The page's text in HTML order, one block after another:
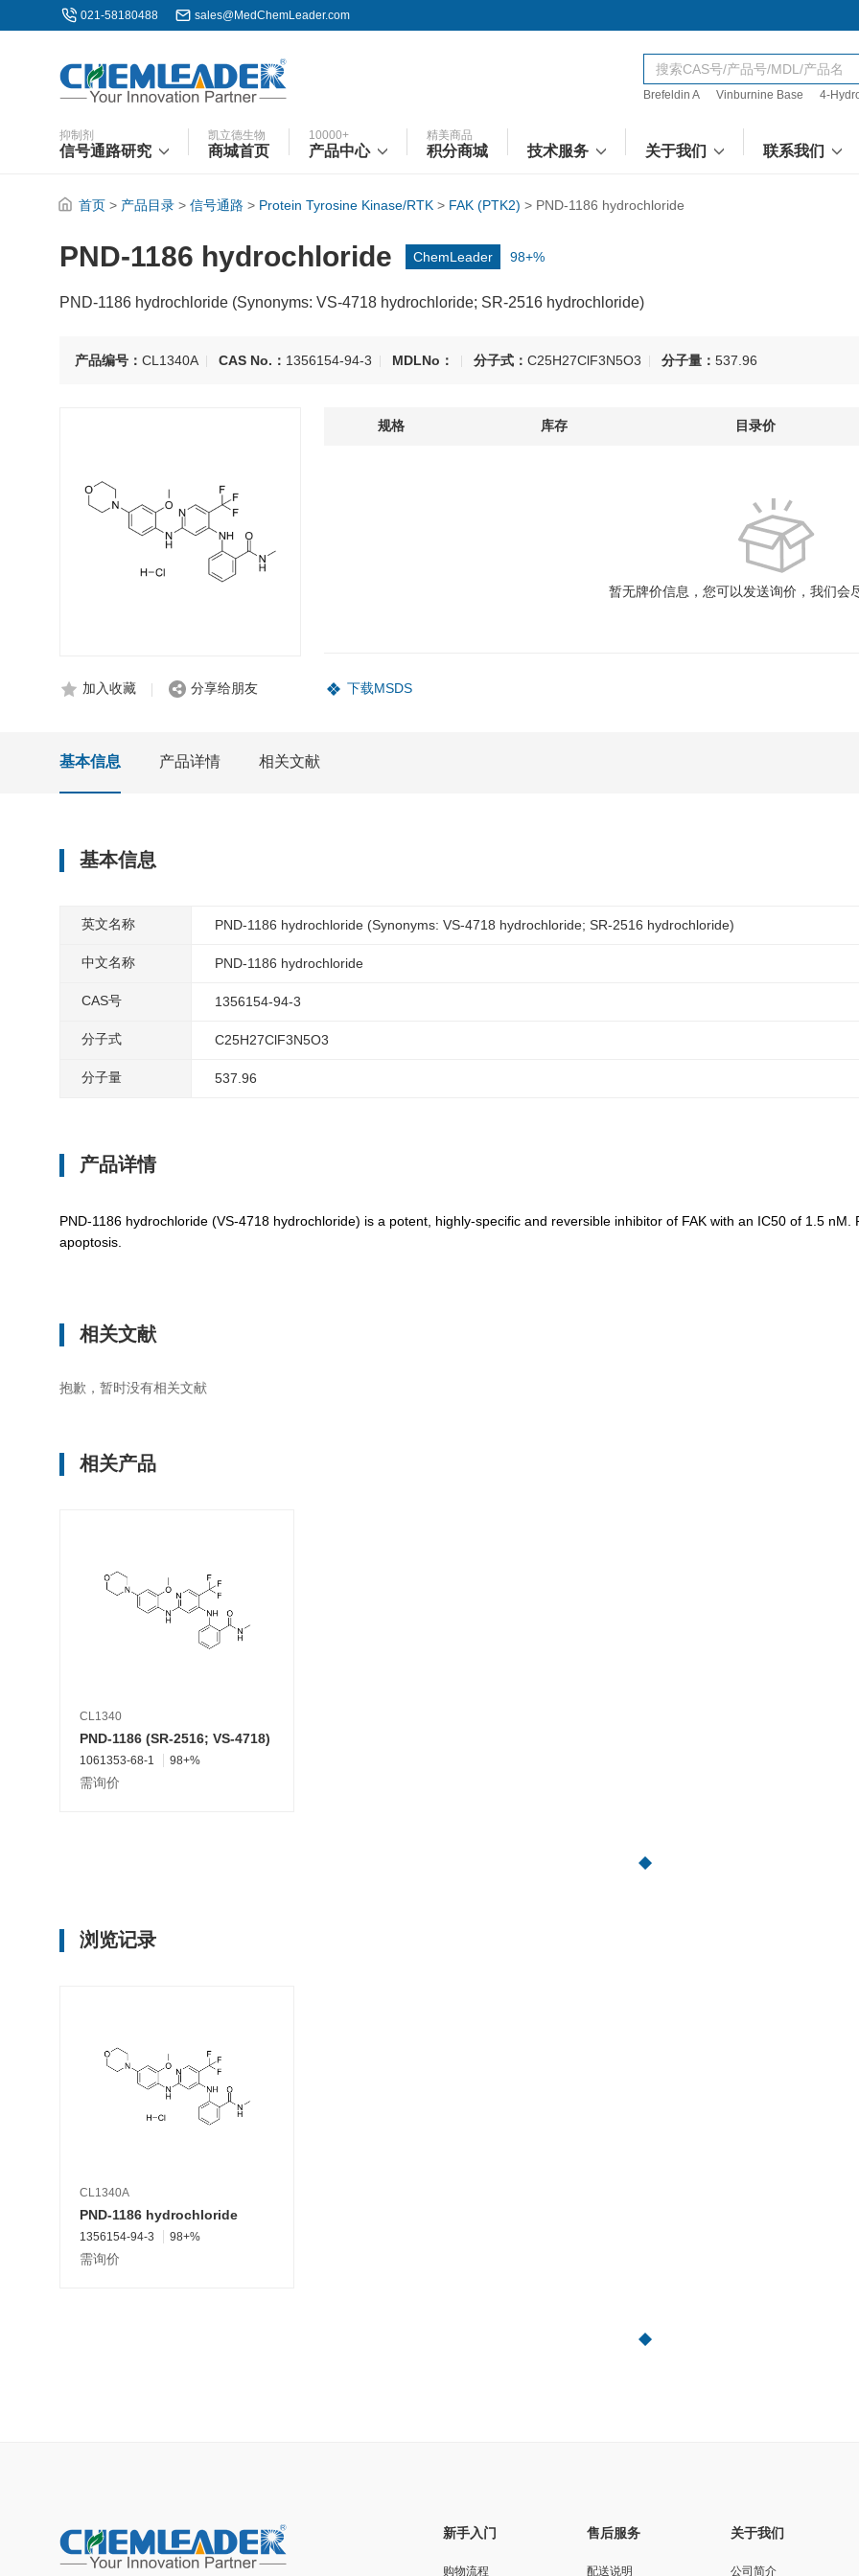
021-58180488 sales@MedChemLeader.com
Brefeldin A Vinburnine Base 4-
抑制剂
信号通路研究
凯立德生物
商城首页
10000+
产品中心
精美商品
积分商城 技术服务 关于我们 联系我们
首页 > 产品目录 > 信号通路 > Protein Tyrosine Kinase/RTK > FAK (PTK2) > PND-1186 hydrochloride
PND-1186 hydrochloride ChemLeader 98+%
PND-1186 hydrochloride (Synonyms: VS-4718 hydrochloride; SR-2516 hydrochloride)
产品编号： CL1340A CAS No.： 1356154-94-3 MDLNo： 分子式： C25H27ClF3N5O3 分子量： 537.96
加入收藏 分享给朋友
规格 库存 目录价
暂无牌价信息，您可以发送询价，我们会
下载MSDS
基本信息 产品详情 相关文献
基本信息
英文名称 PND-1186 hydrochloride (Synonyms: VS-4718 hydrochloride; SR-2516 hydrochloride)
中文名称 PND-1186 hydrochloride
CAS号 1356154-94-3
分子式 C25H27ClF3N5O3
分子量 537.96
产品详情
PND-1186 hydrochloride (VS-4718 hydrochloride) is a potent, highly-specific and reversible inhibitor of FAK with an IC50 of 1.5
apoptosis.
相关文献
抱歉，暂时没有相关文献
相关产品
CL1340
PND-1186 (SR-2516; VS-4718)
1061353-68-1 98+%
需询价
浏览记录
CL1340A
PND-1186 hydrochloride
1356154-94-3 98+%
需询价
新手入门
购物流程
售后服务
配送说明
关于我们
公司简介